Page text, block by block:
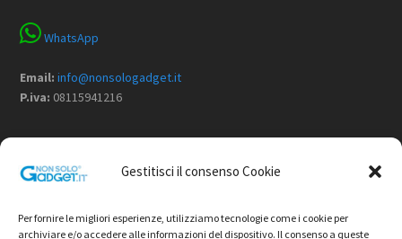
Gestitisci il consenso Cookie
Per fornire le migliori esperienze, utilizziamo tecnologie come i cookie per
archiviare e/o accedere alle informazioni del dispositivo. Il consenso a queste
WhatsApp
Email: info@nonsologadget.it
P.iva: 08115941216
Menù
Home
Non Solo Gadget